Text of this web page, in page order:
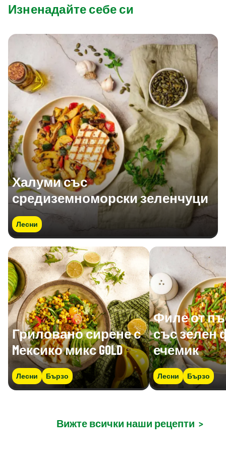
Изненадайте себе си
Халуми със
средиземноморски зеленчуци
Лесни
Гриловано сирене с
Mексико микс GOLD
Лесни Бързо
Филе от
със зелен
ечемик
Лесни Бързо
Вижте всички наши рецепти >